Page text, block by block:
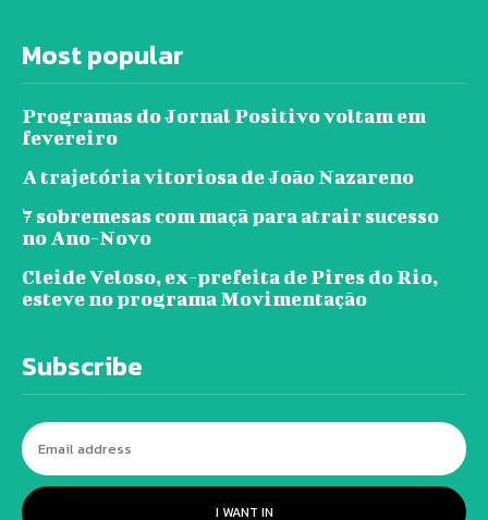
Most popular
Programas do Jornal Positivo voltam em
fevereiro
A trajetória vitoriosa de João Nazareno
7 sobremesas com maçã para atrair sucesso
no Ano-Novo
Cleide Veloso, ex-prefeita de Pires do Rio,
esteve no programa Movimentação
Subscribe
I WANT IN